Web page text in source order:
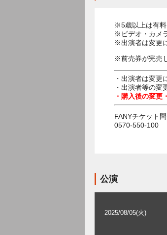
※5歳以上は有料
※ビデオ・カメ
※出演者は変更
※前売券が完売
・出演者は変更
・出演者等の変
・購入後の変更
FANYチケット
0570-550-100
公演
2025/08/05(火)